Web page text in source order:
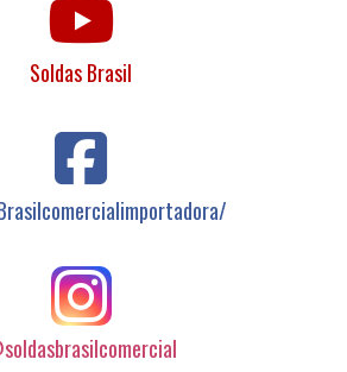
Soldas Brasil